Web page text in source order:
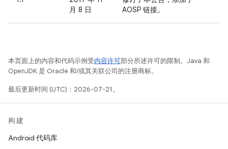
月 8 日
AOSP 链接。
本页面上的内容和代码示例受内容许可部分所述许可的限制。Java 和
OpenJDK 是 Oracle 和/或其关联公司的注册商标。
最后更新时间 (UTC)：2026-07-21。
构建
Android 代码库